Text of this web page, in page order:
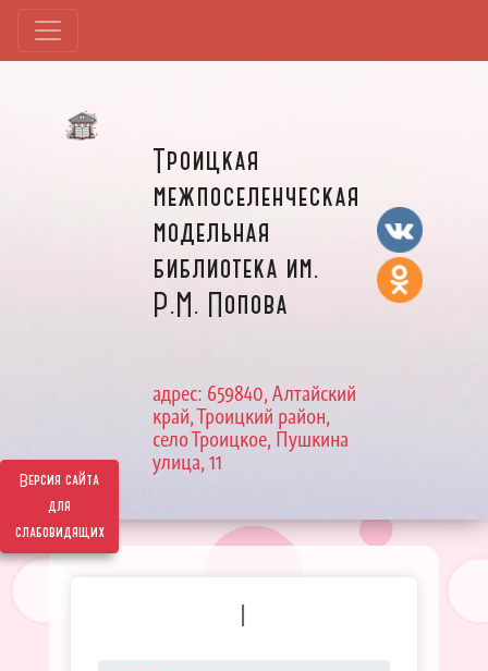
Версия сайта
для
слабовидящих
Троицкая
межпоселенческая
модельная
библиотека им.
Р.М. Попова
адрес: 659840, Алтайский
край, Троицкий район,
село Троицкое, Пушкина
улица, 11
I